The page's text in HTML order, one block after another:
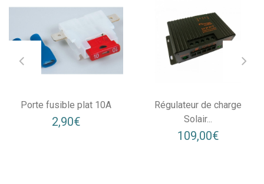
Porte fusible plat 10A
2,90€
Régulateur de charge
Solair...
109,00€